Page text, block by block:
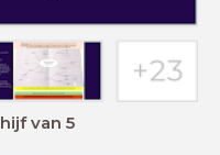
van 5